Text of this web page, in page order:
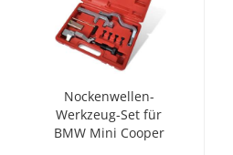
Nockenwellen-
Werkzeug-Set für
BMW Mini Cooper